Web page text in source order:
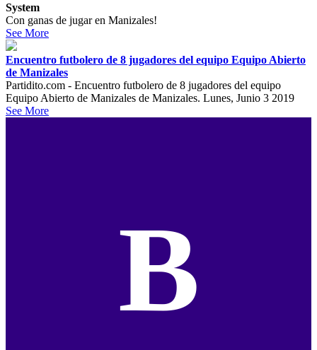
System
Con ganas de jugar en Manizales!
See More
Encuentro futbolero de 8 jugadores del equipo Equipo Abierto
de Manizales
Partidito.com - Encuentro futbolero de 8 jugadores del equipo
Equipo Abierto de Manizales de Manizales. Lunes, Junio 3 2019
See More
B